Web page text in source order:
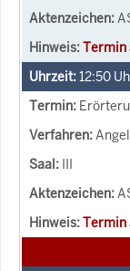
Termin
12:50
III
Termin